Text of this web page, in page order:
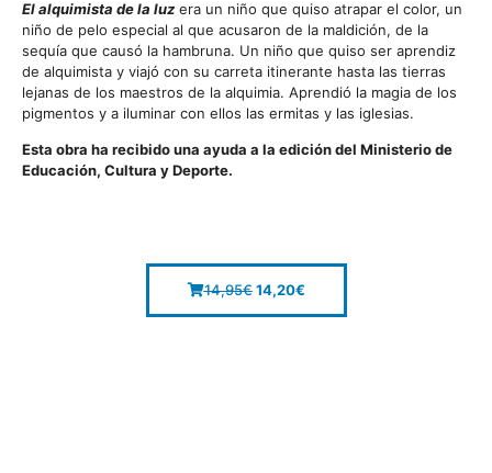
El alquimista de la luz era un niño que quiso atrapar el color, un
niño de pelo especial al que acusaron de la maldición, de la
sequía que causó la hambruna. Un niño que quiso ser aprendiz
de alquimista y viajó con su carreta itinerante hasta las tierras
lejanas de los maestros de la alquimia. Aprendió la magia de los
pigmentos y a iluminar con ellos las ermitas y las iglesias.
Esta obra ha recibido una ayuda a la edición del Ministerio de
Educación, Cultura y Deporte.
14,95€ 14,20€